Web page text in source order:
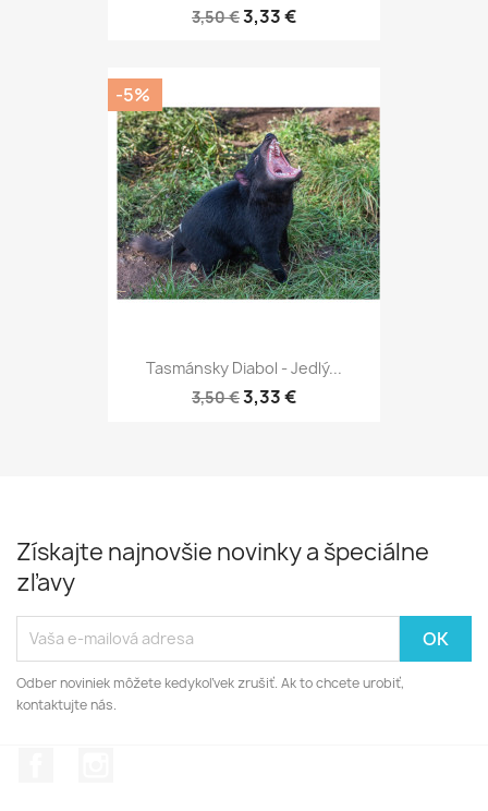
3,50 €3,33 €
Tasmánsky Diabol - Jedlý...
3,50 €3,33 €
-5%
Získajte najnovšie novinky a špeciálne
zľavy
Odber noviniek môžete kedykoľvek zrušiť. Ak to chcete urobiť,
kontaktujte nás.